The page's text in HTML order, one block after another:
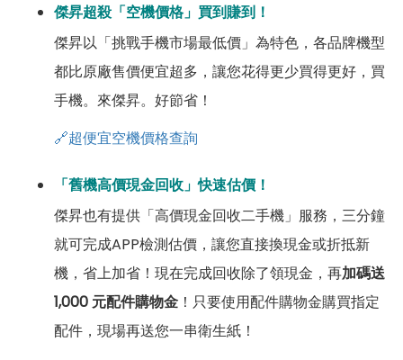
傑昇超殺「空機價格」買到賺到！
傑昇以「挑戰手機市場最低價」為特色，各品牌機型
都比原廠售價便宜超多，讓您花得更少買得更好，買
手機。來傑昇。好節省！
🔗超便宜空機價格查詢
「舊機高價現金回收」快速估價！
傑昇也有提供「高價現金回收二手機」服務，三分鐘
就可完成APP檢測估價，讓您直接換現金或折抵新
機，省上加省！現在完成回收除了領現金，再加碼送
1,000 元配件購物金 ！只要使用配件購物金購買指定
配件，現場再送您一串衛生紙！